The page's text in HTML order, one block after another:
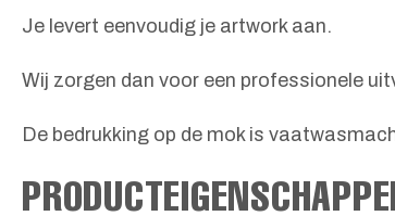
Je levert eenvoudig je artwork aan.
Wij zorgen dan voor een professionele
De bedrukking op de mok is